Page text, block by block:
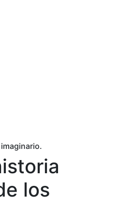
los